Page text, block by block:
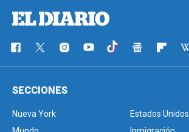
SECCIONES
Nueva York
Estados Unidos